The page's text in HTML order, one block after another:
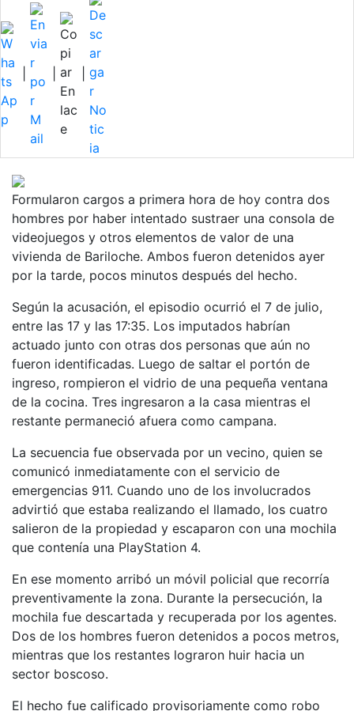
Formularon cargos a primera hora de hoy contra dos
hombres por haber intentado sustraer una consola de
videojuegos y otros elementos de valor de una
vivienda de Bariloche. Ambos fueron detenidos ayer
por la tarde, pocos minutos después del hecho.
Según la acusación, el episodio ocurrió el 7 de julio,
entre las 17 y las 17:35. Los imputados habrían
actuado junto con otras dos personas que aún no
fueron identificadas. Luego de saltar el portón de
ingreso, rompieron el vidrio de una pequeña ventana
de la cocina. Tres ingresaron a la casa mientras el
restante permaneció afuera como campana.
La secuencia fue observada por un vecino, quien se
comunicó inmediatamente con el servicio de
emergencias 911. Cuando uno de los involucrados
advirtió que estaba realizando el llamado, los cuatro
salieron de la propiedad y escaparon con una mochila
que contenía una PlayStation 4.
En ese momento arribó un móvil policial que recorría
preventivamente la zona. Durante la persecución, la
mochila fue descartada y recuperada por los agentes.
Dos de los hombres fueron detenidos a pocos metros,
mientras que los restantes lograron huir hacia un
sector boscoso.
El hecho fue calificado provisoriamente como robo